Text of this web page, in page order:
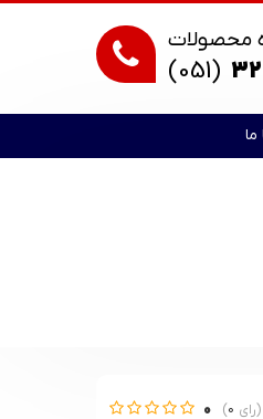
محصولات
(051)
0 0